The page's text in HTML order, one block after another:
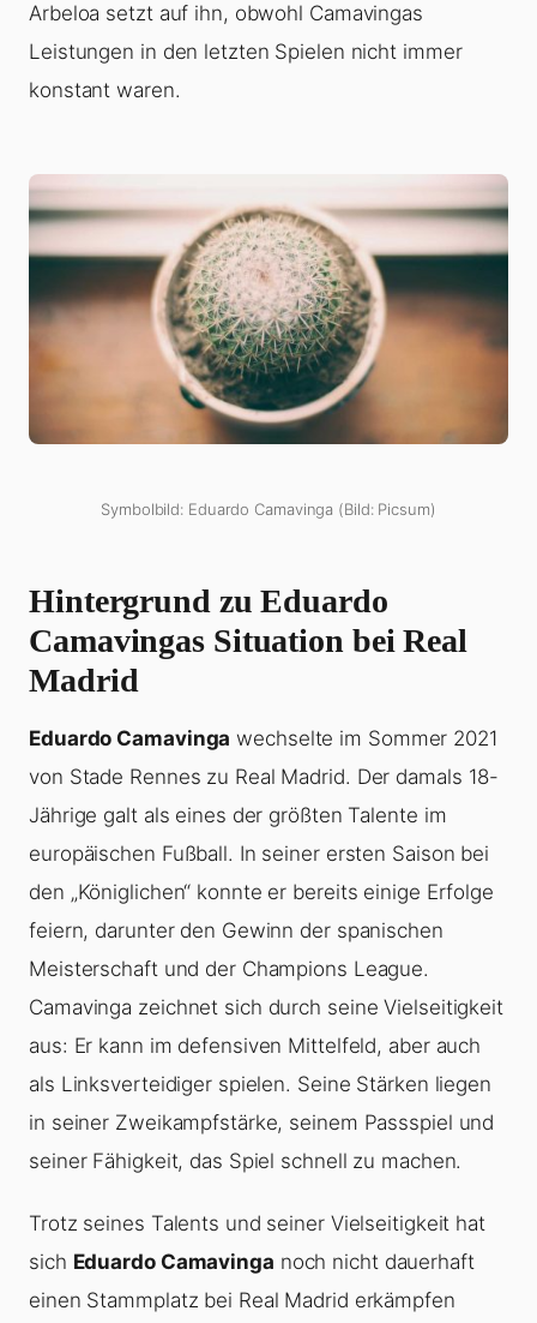
Arbeloa setzt auf ihn, obwohl Camavingas
Leistungen in den letzten Spielen nicht immer
konstant waren.
Symbolbild: Eduardo Camavinga (Bild: Picsum)
Hintergrund zu Eduardo
Camavingas Situation bei Real
Madrid
Eduardo Camavinga wechselte im Sommer 2021
von Stade Rennes zu Real Madrid. Der damals 18-
Jährige galt als eines der größten Talente im
europäischen Fußball. In seiner ersten Saison bei
den „Königlichen“ konnte er bereits einige Erfolge
feiern, darunter den Gewinn der spanischen
Meisterschaft und der Champions League.
Camavinga zeichnet sich durch seine Vielseitigkeit
aus: Er kann im defensiven Mittelfeld, aber auch
als Linksverteidiger spielen. Seine Stärken liegen
in seiner Zweikampfstärke, seinem Passspiel und
seiner Fähigkeit, das Spiel schnell zu machen.
Trotz seines Talents und seiner Vielseitigkeit hat
sich Eduardo Camavinga noch nicht dauerhaft
einen Stammplatz bei Real Madrid erkämpfen